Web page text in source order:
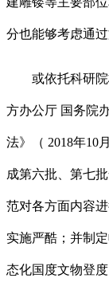
分也能够考虑通
或依托科研院
方办公厅 国务院
法》（ 2018年10
成第六批、第七
范对各方面内容
实施严酷；并制
态化国度文物登